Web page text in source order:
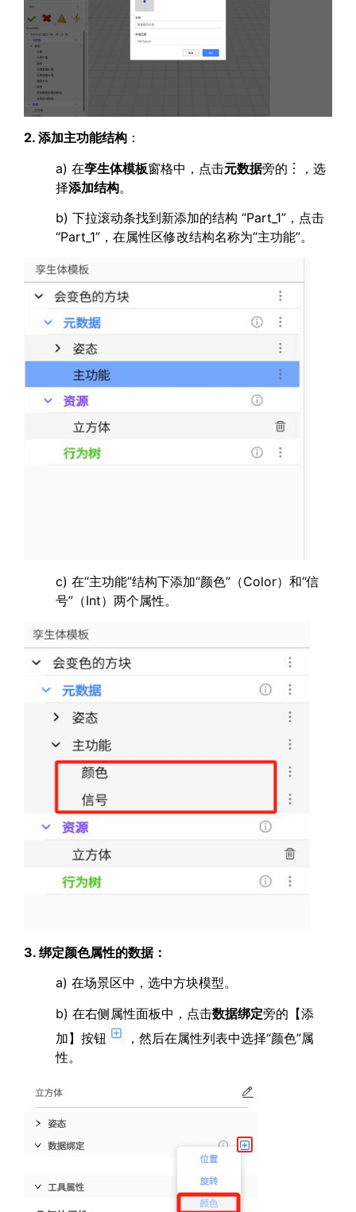
2. 添加主功能结构 ：
a) 在孪生体模板窗格中，点击元数据旁的︙，选
择添加结构。
b) 下拉滚动条找到新添加的结构 “Part_1”，点击
“Part_1”，在属性区修改结构名称为“主功能”。
c) 在“主功能”结构下添加“颜色”（Color）和“信
号”（Int）两个属性。
3. 绑定颜色属性的数据：
a) 在场景区中，选中方块模型。
b) 在右侧属性面板中，点击数据绑定旁的【添
加】按钮
，然后在属性列表中选择“颜色”属
性。